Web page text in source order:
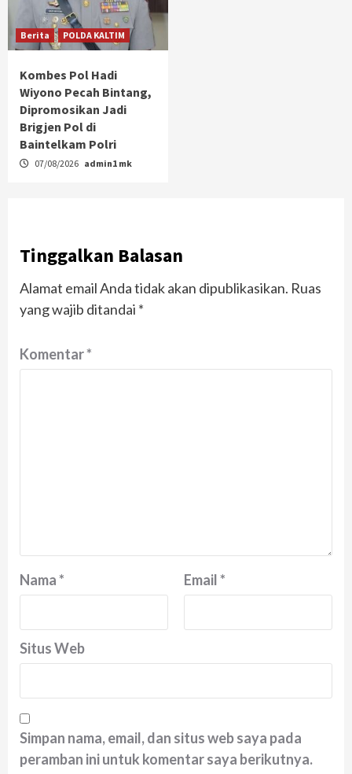
Berita POLDA KALTIM
Kombes Pol Hadi
Wiyono Pecah Bintang,
Dipromosikan Jadi
Brigjen Pol di
Baintelkam Polri
07/08/2026 admin1 mk
Tinggalkan Balasan
Alamat email Anda tidak akan dipublikasikan. Ruas
yang wajib ditandai *
Komentar*
Nama* Email*
Situs Web
Simpan nama, email, dan situs web saya pada
peramban ini untuk komentar saya berikutnya.